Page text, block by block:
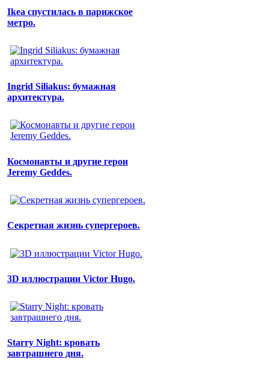
Ikea спустилась в парижское
метро.
Ingrid Siliakus: бумажная
архитектура.
Космонавты и другие герои
Jeremy Geddes.
Секретная жизнь супергероев.
3D иллюстрации Victor Hugo.
Starry Night: кровать
завтрашнего дня.